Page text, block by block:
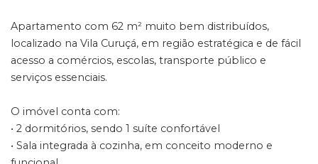
Apartamento com 62 m² muito bem distribuídos,
localizado na Vila Curuçá, em região estratégica e de fácil
acesso a comércios, escolas, transporte público e
serviços essenciais.
O imóvel conta com:
• 2 dormitórios, sendo 1 suíte confortável
• Sala integrada à cozinha, em conceito moderno e